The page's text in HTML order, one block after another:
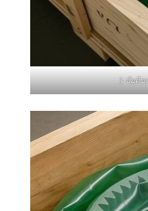
3 ข้อดีข